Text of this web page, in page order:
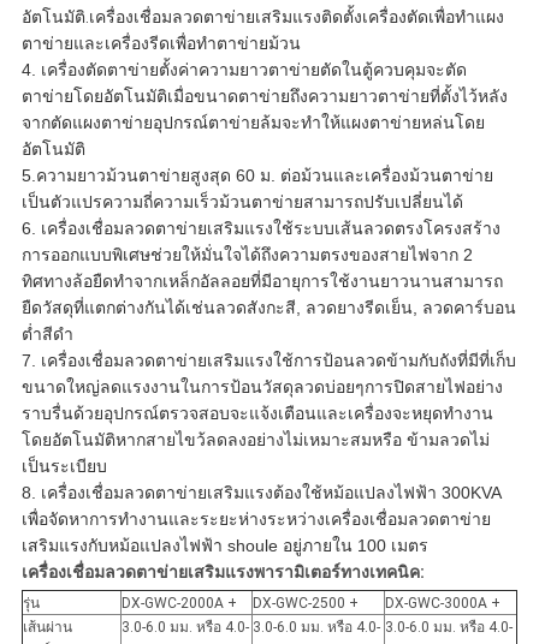
อัตโนมัติ.เครื่องเชื่อมลวดตาข่ายเสริมแรงติดตั้งเครื่องตัดเพื่อทำแผง
ตาข่ายและเครื่องรีดเพื่อทำตาข่ายม้วน
4. เครื่องตัดตาข่ายตั้งค่าความยาวตาข่ายตัดในตู้ควบคุมจะตัด
ตาข่ายโดยอัตโนมัติเมื่อขนาดตาข่ายถึงความยาวตาข่ายที่ตั้งไว้หลัง
จากตัดแผงตาข่ายอุปกรณ์ตาข่ายล้มจะทำให้แผงตาข่ายหล่นโดย
อัตโนมัติ
5.ความยาวม้วนตาข่ายสูงสุด 60 ม. ต่อม้วนและเครื่องม้วนตาข่าย
เป็นตัวแปรความถี่ความเร็วม้วนตาข่ายสามารถปรับเปลี่ยนได้
6. เครื่องเชื่อมลวดตาข่ายเสริมแรงใช้ระบบเส้นลวดตรงโครงสร้าง
การออกแบบพิเศษช่วยให้มั่นใจได้ถึงความตรงของสายไฟจาก 2
ทิศทางล้อยืดทำจากเหล็กอัลลอยที่มีอายุการใช้งานยาวนานสามารถ
ยืดวัสดุที่แตกต่างกันได้เช่นลวดสังกะสี, ลวดยางรีดเย็น, ลวดคาร์บอน
ต่ำสีดำ
7. เครื่องเชื่อมลวดตาข่ายเสริมแรงใช้การป้อนลวดข้ามกับถังที่มีที่เก็บ
ขนาดใหญ่ลดแรงงานในการป้อนวัสดุลวดบ่อยๆการปิดสายไฟอย่าง
ราบรื่นด้วยอุปกรณ์ตรวจสอบจะแจ้งเตือนและเครื่องจะหยุดทำงาน
โดยอัตโนมัติหากสายไขว้ลดลงอย่างไม่เหมาะสมหรือ ข้ามลวดไม่
เป็นระเบียบ
8. เครื่องเชื่อมลวดตาข่ายเสริมแรงต้องใช้หม้อแปลงไฟฟ้า 300KVA
เพื่อจัดหาการทำงานและระยะห่างระหว่างเครื่องเชื่อมลวดตาข่าย
เสริมแรงกับหม้อแปลงไฟฟ้า shoule อยู่ภายใน 100 เมตร
เครื่องเชื่อมลวดตาข่ายเสริมแรงพารามิเตอร์ทางเทคนิค:
รุ่น DX-GWC-2000A + DX-GWC-2500 +
DX-GWC-3000A +
เส้นผ่าน
3.0-6.0 มม. หรือ 4.0- 3.0-6.0 มม. หรือ 4.0- 3.0-6.0 มม. หรือ 4.0-